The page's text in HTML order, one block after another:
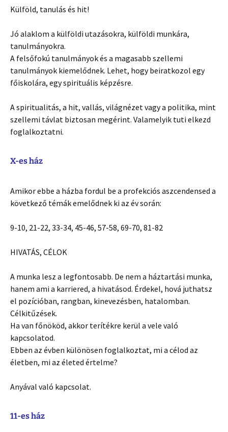
Külföld, tanulás és hit!
Jó alaklom a külföldi utazásokra, külföldi munkára,
tanulmányokra.
A felsőfokú tanulmányok és a magasabb szellemi
tanulmányok kiemelődnek. Lehet, hogy beiratkozol egy
főiskolára, egy spirituális képzésre.
A spiritualitás, a hit, vallás, világnézet vagy a politika, mint
szellemi távlat biztosan megérint. Valamelyik tuti elkezd
foglalkoztatni.
X-es ház
Amikor ebbe a házba fordul be a profekciós aszcendensed a
következő témák emelődnek ki az év során:
9-10, 21-22, 33-34, 45-46, 57-58, 69-70, 81-82
HIVATÁS, CÉLOK
A munka lesz a legfontosabb. De nem a háztartási munka,
hanem ami a karriered, a hivatásod. Érdekel, hová juthatsz
el pozícióban, rangban, kinevezésben, hatalomban.
Célkitűzések.
Ha van főnököd, akkor terítékre kerül a vele való
kapcsolatod.
Ebben az évben különösen foglalkoztat, mi a célod az
életben, mi az életed értelme?
Anyával való kapcsolat.
11-es ház